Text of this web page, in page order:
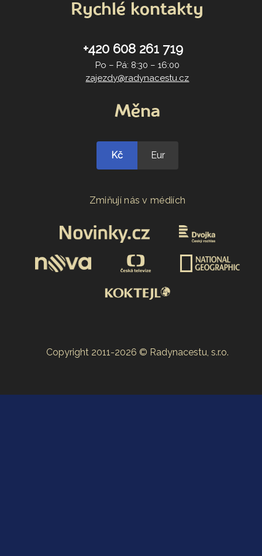
Rychlé kontakty
+420 608 261 719
Po – Pá: 8:30 – 16:00
zajezdy@radynacestu.cz
Měna
Kč Eur
Zmiňují nás v médiích
Copyright 2011-2026 © Radynacestu, s.r.o.